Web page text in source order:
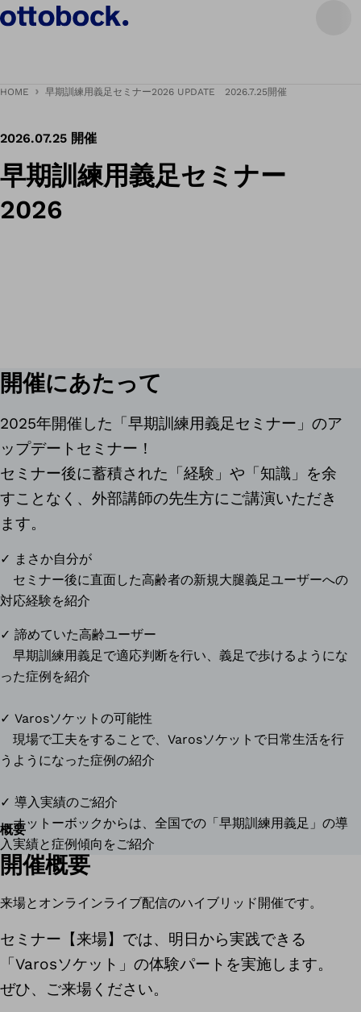
HOME 早期訓練用義足セミナー2026 UPDATE 2026.7.25開催
2026.07.25 開催
早期訓練用義足セミナー
2026
開催にあたって
2025年開催した「早期訓練用義足セミナー」のア
ップデートセミナー！
セミナー後に蓄積された「経験」や「知識」を余
すことなく、外部講師の先生方にご講演いただき
ます。
✓ まさか自分が
セミナー後に直面した高齢者の新規大腿義足ユーザーへの
対応経験を紹介
✓ 諦めていた高齢ユーザー
早期訓練用義足で適応判断を行い、義足で歩けるようにな
った症例を紹介
✓ Varosソケットの可能性
現場で工夫をすることで、Varosソケットで日常生活を行
うようになった症例の紹介
✓ 導入実績のご紹介
オットーボックからは、全国での「早期訓練用義足」の導
入実績と症例傾向をご紹介
概要
開催概要
来場とオンラインライブ配信のハイブリッド開催です。
セミナー【来場】では、明日から実践できる
「Varosソケット」の体験パートを実施します。
ぜひ、ご来場ください。